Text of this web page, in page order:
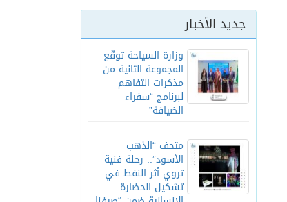
جديد الأخبار
وزارة السياحة توقّع
المجموعة الثانية من
مذكرات التفاهم
لبرنامج “سفراء
الضيافة”
متحف “الذهب
الأسود”.. رحلة فنية
تروي أثر النفط في
تشكيل الحضارة